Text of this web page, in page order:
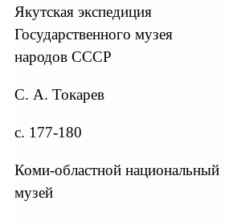
Якутская экспедиция
Государственного музея
народов СССР
С. А. Токарев
с. 177-180
Коми-областной национальный
музей